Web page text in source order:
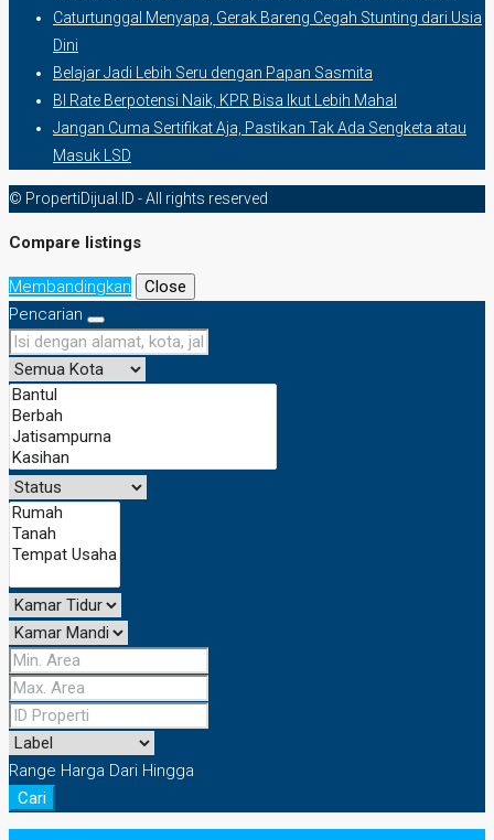
Caturtunggal Menyapa, Gerak Bareng Cegah Stunting dari Usia
Dini
Belajar Jadi Lebih Seru dengan Papan Sasmita
BI Rate Berpotensi Naik, KPR Bisa Ikut Lebih Mahal
Jangan Cuma Sertifikat Aja, Pastikan Tak Ada Sengketa atau
Masuk LSD
© PropertiDijual.ID - All rights reserved
Compare listings
Membandingkan
Close
Pencarian
Range Harga Dari Hingga
Cari